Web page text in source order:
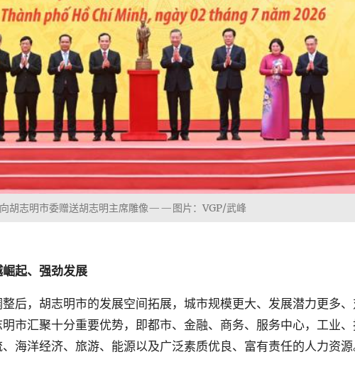
胡志明市委赠送胡志明主席雕像——图片：VGP/武峰
起、强劲发展
后，胡志明市的发展空间拓展，城市规模更大、发展潜力更多
市汇聚十分重要优势，即都市、金融、商务、服务中心，工业
海洋经济、旅游、能源以及广泛素质优良、富有责任的人力资源